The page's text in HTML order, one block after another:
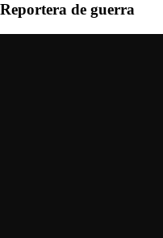
Reportera de guerra